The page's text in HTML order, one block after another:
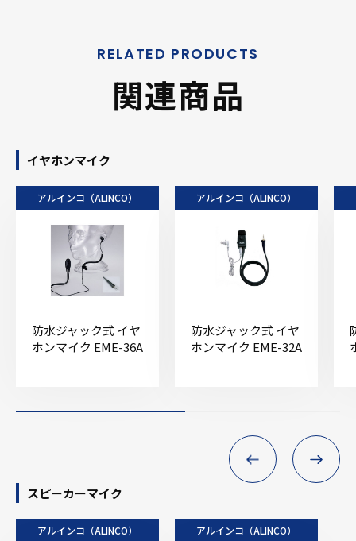
関連商品
イヤホンマイク
アルインコ（ALINCO）
防水ジャック式 イヤ
ホンマイク EME-36A
アルインコ（ALINCO）
防水ジャック式 イヤ
ホンマイク EME-32A
スピーカーマイク
アルインコ（ALINCO） アルインコ（ALINCO）